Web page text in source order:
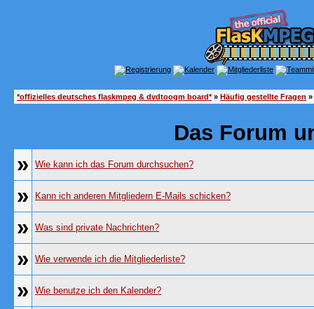
*offizielles deutsches flaskmpeg & dvdtoogm board*» Häufig gestellte Fragen
Das Forum
»
Wie kann ich das Forum durchsuchen?
» Kann ich anderen Mitgliedern E-Mails schicken?
» Was sind private Nachrichten?
» Wie verwende ich die Mitgliederliste?
» Wie benutze ich den Kalender?